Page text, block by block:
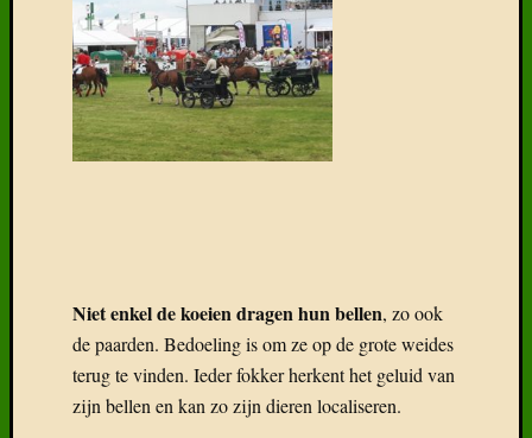
Niet enkel de koeien dragen hun bellen, zo ook
de paarden. Bedoeling is om ze op de grote weides
terug te vinden. Ieder fokker herkent het geluid van
zijn bellen en kan zo zijn dieren localiseren.